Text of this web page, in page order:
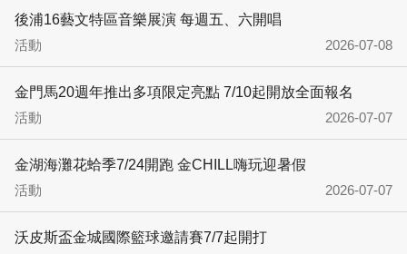
後浦16藝文特區音樂展演 每週五、六開唱
活動
2026-07-08
金門馬20週年推出多項限定亮點 7/10起開放全面報名
活動
2026-07-07
金湖海灘花蛤季7/24開跑 金CHILL嗨玩迎暑假
活動
2026-07-07
沃皮斯盃金城國際籃球邀請賽7/7起開打